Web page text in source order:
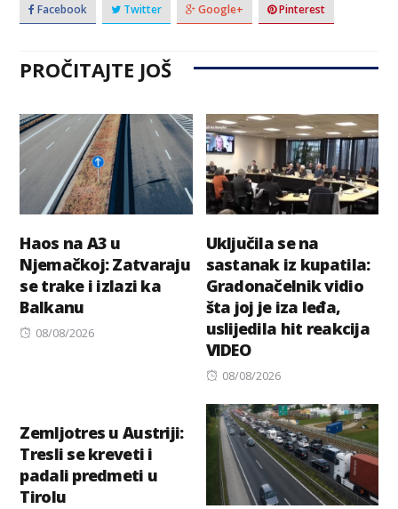
Facebook Twitter Google+ Pinterest
PROČITAJTE JOŠ
Haos na A3 u
Njemačkoj: Zatvaraju
se trake i izlazi ka
Balkanu
Posted
08/08/2026
Uključila se na
sastanak iz kupatila:
Gradonačelnik vidio
šta joj je iza leđa,
uslijedila hit reakcija
VIDEO
Posted
08/08/2026
Zemljotres u Austriji:
Tresli se kreveti i
padali predmeti u
Tirolu